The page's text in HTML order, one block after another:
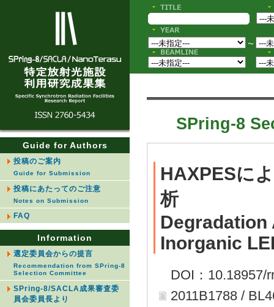
Guide for Authors
投稿のご案内
Guide for Submission
投稿にあたってのご注意
Notes on Submission
FAQ
Information
選定委員会からの提言
Recommendation from SPring-8
Selection Committee
SPring-8/SACLA成果審査委
員会委員長より
〜
SPring-8
HAXPESに
析
Inorganic
DOI：10.18957/
2011B1788 /